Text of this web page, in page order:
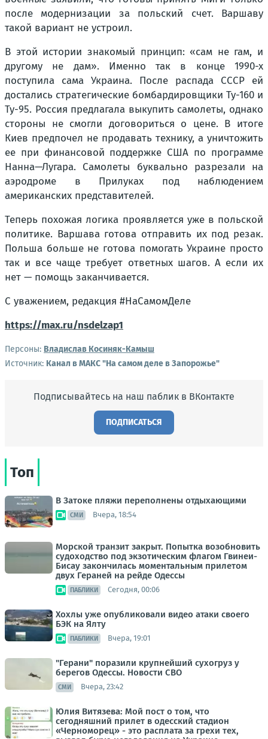
после модернизации за польский счет. Варшаву
такой вариант не устроил.
В этой истории знакомый принцип: «сам не гам, и
другому не дам». Именно так в конце 1990-х
поступила сама Украина. После распада СССР ей
достались стратегические бомбардировщики Ту-160 и
Ту-95. Россия предлагала выкупить самолеты, однако
стороны не смогли договориться о цене. В итоге
Киев предпочел не продавать технику, а уничтожить
ее при финансовой поддержке США по программе
Нанна—Лугара. Самолеты буквально разрезали на
аэродроме в Прилуках под наблюдением
американских представителей.
Теперь похожая логика проявляется уже в польской
политике. Варшава готова отправить их под резак.
Польша больше не готова помогать Украине просто
так и все чаще требует ответных шагов. А если их
нет — помощь заканчивается.
С уважением, редакция #НаСамомДеле
https://max.ru/nsdelzap1
Персоны: Владислав Косиняк-Камыш
Источник: Канал в МАКС "На самом деле в Запорожье"
Подписывайтесь на наш паблик в ВКонтакте
ПОДПИСАТЬСЯ
Топ
В Затоке пляжи переполнены отдыхающими
СМИ Вчера, 18:54
Морской транзит закрыт. Попытка возобновить
судоходство под экзотическим флагом Гвинеи-
Бисау закончилась моментальным прилетом
двух Гераней на рейде Одессы
ПАБЛИКИ Сегодня, 00:06
Хохлы уже опубликовали видео атаки своего
БЭК на Ялту
ПАБЛИКИ Вчера, 19:01
"Герани" поразили крупнейший сухогруз у
берегов Одессы. Новости СВО
СМИ Вчера, 23:42
Юлия Витязева: Мой пост о том, что
сегодняшний прилет в одесский стадион
«Черноморец» - это расплата за грехи тех,